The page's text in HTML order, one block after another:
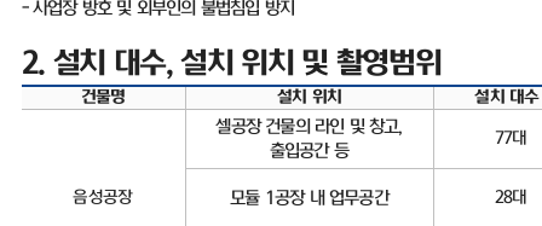
-사업장 방호 및 외부인의 불법침입 방지
2. 설치 대수,설치 위치 및 촬영범위
건물명 설치 위치 설치 대수
음성공장
셀공장 건물의 라인 및 창고,
출입공간 등
77대
모듈 1공장 내 업무공간 28대